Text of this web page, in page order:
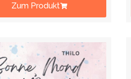
Zum Produkt